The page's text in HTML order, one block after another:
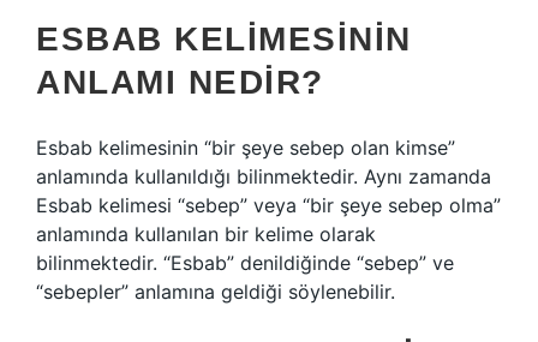
ESBAB KELIMESININ
ANLAMI NEDIR?
Esbab kelimesinin “bir şeye sebep olan kimse”
anlamında kullanıldığı bilinmektedir. Aynı zamanda
Esbab kelimesi “sebep” veya “bir şeye sebep olma”
anlamında kullanılan bir kelime olarak
bilinmektedir. “Esbab” denildiğinde “sebep” ve
“sebepler” anlamına geldiği söylenebilir.